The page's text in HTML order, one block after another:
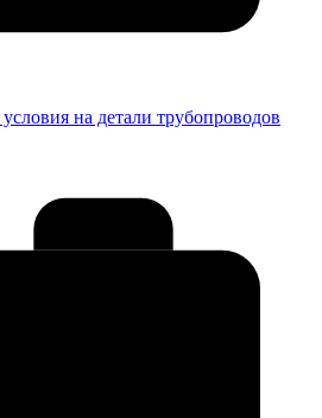
на детали трубопроводов